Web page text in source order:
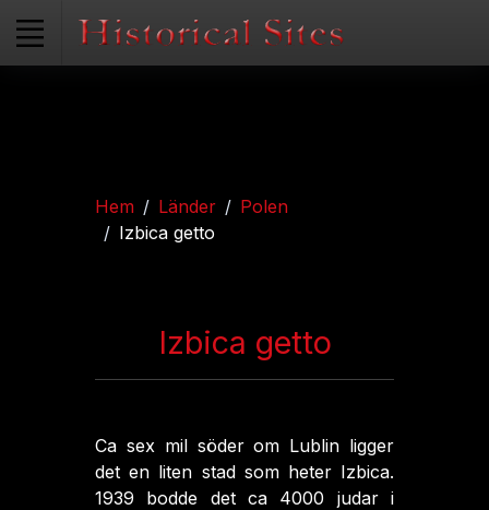
Hem Länder
Polen
Izbica getto
Izbica getto
Ca sex mil söder om Lublin ligger
det en liten stad som heter Izbica.
1939 bodde det ca 4000 judar i